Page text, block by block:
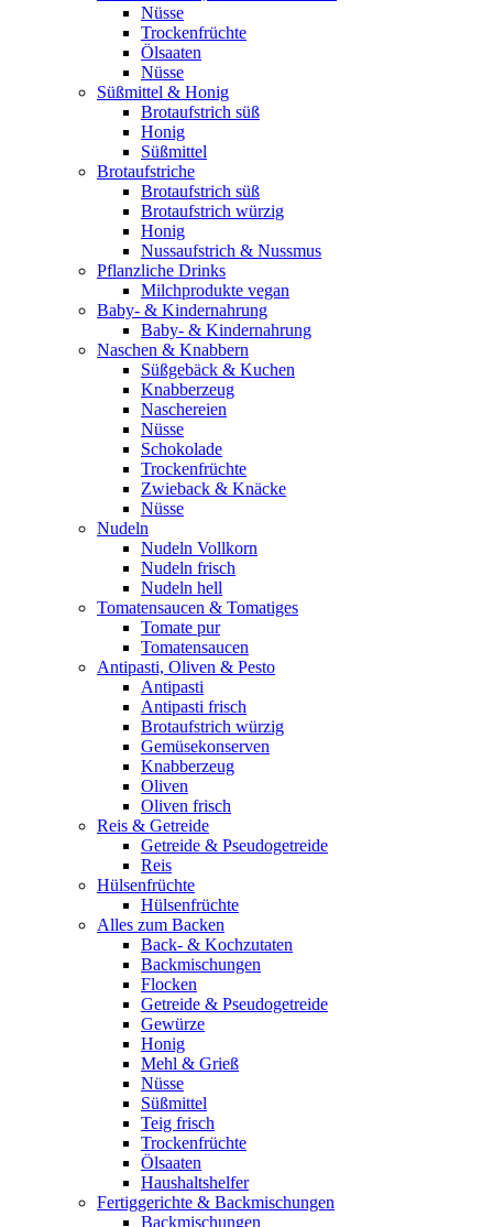
Nüsse
Trockenfrüchte
Ölsaaten
Nüsse
Süßmittel & Honig
Brotaufstrich süß
Honig
Süßmittel
Brotaufstriche
Brotaufstrich süß
Brotaufstrich würzig
Honig
Nussaufstrich & Nussmus
Pflanzliche Drinks
Milchprodukte vegan
Baby- & Kindernahrung
Baby- & Kindernahrung
Naschen & Knabbern
Süßgebäck & Kuchen
Knabberzeug
Naschereien
Nüsse
Schokolade
Trockenfrüchte
Zwieback & Knäcke
Nüsse
Nudeln
Nudeln Vollkorn
Nudeln frisch
Nudeln hell
Tomatensaucen & Tomatiges
Tomate pur
Tomatensaucen
Antipasti, Oliven & Pesto
Antipasti
Antipasti frisch
Brotaufstrich würzig
Gemüsekonserven
Knabberzeug
Oliven
Oliven frisch
Reis & Getreide
Getreide & Pseudogetreide
Reis
Hülsenfrüchte
Hülsenfrüchte
Alles zum Backen
Back- & Kochzutaten
Backmischungen
Flocken
Getreide & Pseudogetreide
Gewürze
Honig
Mehl & Grieß
Nüsse
Süßmittel
Teig frisch
Trockenfrüchte
Ölsaaten
Haushaltshelfer
Fertiggerichte & Backmischungen
Backmischungen